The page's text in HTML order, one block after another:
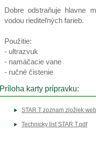
Dobre odstraňuje hlavne
vodou riediteľných farieb.
Použitie:
- ultrazvuk
- namáčacie vane
- ručné čistenie
Príloha karty prípravku:
STAR T zoznam zložiek
Technicky list STAR T.pdf